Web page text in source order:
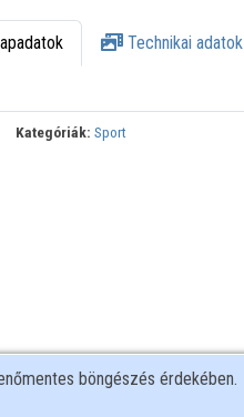
Technikai adatok
Kategóriák: Sport
böngészés érdekében.